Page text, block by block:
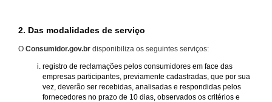
2. Das modalidades de serviço
O Consumidor.gov.br disponibiliza os seguintes serviços:
registro de reclamações pelos consumidores em face das
empresas participantes, previamente cadastradas, que por sua
vez, deverão ser recebidas, analisadas e respondidas pelos
fornecedores no prazo de 10 dias, observados os critérios e